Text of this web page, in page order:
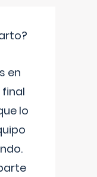
en
lo